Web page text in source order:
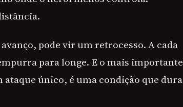
pode vir um retrocesso. A cada
para longe. E o mais importante
ataque único, é uma condição que dura